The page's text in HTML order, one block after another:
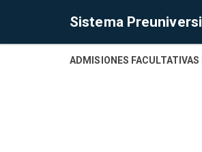
Sistema
ADMISIONES